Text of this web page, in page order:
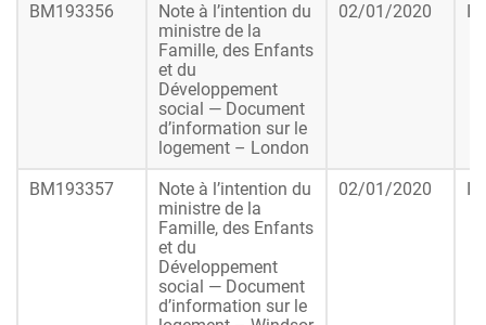
BM193356
Note à l’intention du
ministre de la
Famille, des Enfants
et du
Développement
social — Document
d’information sur le
logement – London
02/01/2020
BM193357
Note à l’intention du
ministre de la
Famille, des Enfants
et du
Développement
social — Document
d’information sur le
02/01/2020